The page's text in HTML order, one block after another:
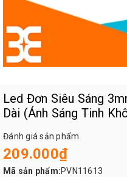
Led Đơn Siêu Sáng
Dài (Ánh Sáng Tinh
Đánh giá sản phẩm
209.000₫
Mã sản phẩm:PVN11613